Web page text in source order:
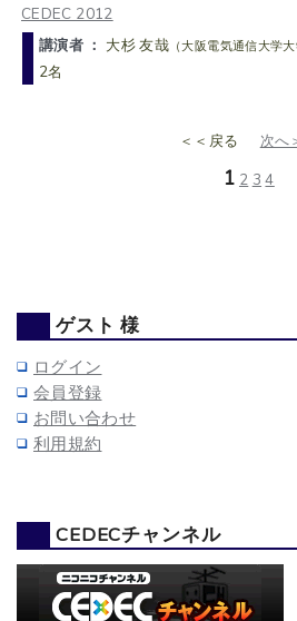
CEDEC 2012
講演者 ： 大杉 友哉 （大阪電気通信大学
2名
＜＜戻る 次へ
1 2 3 4
ゲスト 様
ログイン
会員登録
お問い合わせ
利用規約
CEDECチャンネル